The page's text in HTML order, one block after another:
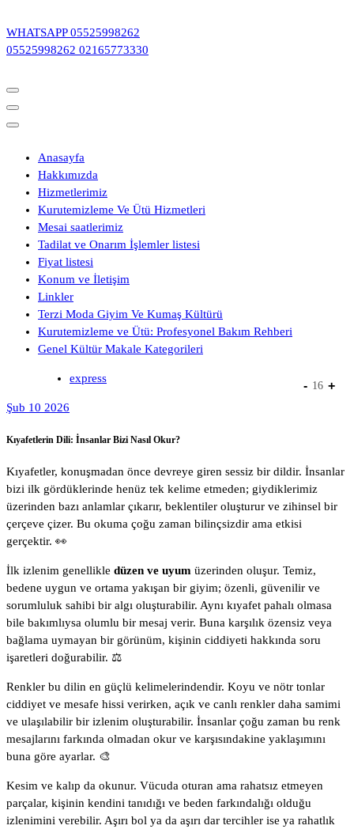
geç
WHATSAPP 05525998262
05525998262 02165773330
Anasayfa
Hakkımızda
Hizmetlerimiz
Kurutemizleme Ve Ütü Hizmetleri
Mesai saatlerimiz
Tadilat ve Onarım İşlemler listesi
Fiyat listesi
Konum ve İletişim
Linkler
Terzi Moda Giyim Ve Kumaş Kültürü
Kurutemizleme ve Ütü: Profesyonel Bakım Rehberi
Genel Kültür Makale Kategorileri
express
Şub 10 2026
Kıyafetlerin Dili: İnsanlar Bizi Nasıl Okur?
Kıyafetler, konuşmadan önce devreye giren sessiz bir dildir. İnsanlar
bizi ilk gördüklerinde henüz tek kelime etmeden; giydiklerimiz
üzerinden bazı anlamlar çıkarır, beklentiler oluşturur ve zihinsel bir
çerçeve çizer. Bu okuma çoğu zaman bilinçsizdir ama etkisi
gerçektir. 👀
İlk izlenim genellikle düzen ve uyum üzerinden oluşur. Temiz,
bedene uygun ve ortama yakışan bir giyim; özenli, güvenilir ve
sorumluluk sahibi bir algı oluşturabilir. Aynı kıyafet pahalı olmasa
bile bakımlıysa olumlu bir mesaj verir. Buna karşılık özensiz veya
bağlama uymayan bir görünüm, kişinin ciddiyeti hakkında soru
işaretleri doğurabilir. ⚖️
Renkler bu dilin en güçlü kelimelerindendir. Koyu ve nötr tonlar
ciddiyet ve mesafe hissi verirken, açık ve canlı renkler daha samimi
ve ulaşılabilir bir izlenim oluşturabilir. İnsanlar çoğu zaman bu renk
mesajlarını farkında olmadan okur ve karşısındakine yaklaşımını
buna göre ayarlar. 🎨
Kesim ve kalıp da okunur. Vücuda oturan ama rahatsız etmeyen
parçalar, kişinin kendini tanıdığı ve beden farkındalığı olduğu
izlenimini verebilir. Aşırı bol ya da aşırı dar tercihler ise ya rahatlık
- 16 +